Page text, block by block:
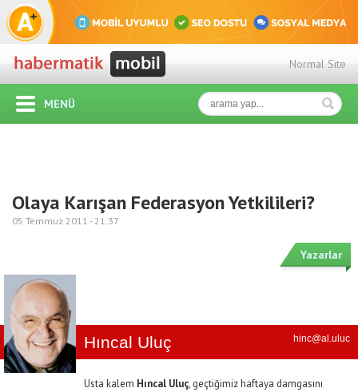
Normal Site
MENÜ
Olaya Karışan Federasyon Yetkilileri?
05 Temmuz 2011 -21:37
Yazarlar
Hıncal Uluç hinc@al.uluc
Usta kalem Hıncal Uluç, geçtiğimiz haftaya damgasını